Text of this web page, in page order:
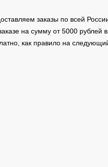
заказы по всей
на сумму от 5000
как правило на